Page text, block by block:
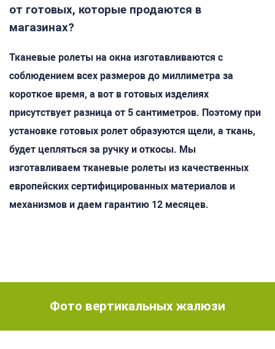
от готовых, которые продаются в
магазинах?
Тканевые ролеты на окна изготавливаются с
соблюдением всех размеров до миллиметра за
короткое время, а вот в готовых изделиях
присутствует разница от 5 сантиметров. Поэтому при
установке готовых ролет образуются щели, а ткань,
будет цепляться за ручку и откосы. Мы
изготавливаем тканевые ролеты из качественных
европейских сертифицированных материалов и
механизмов и даем гарантию 12 месяцев.
Фото вертикальных жалюзи